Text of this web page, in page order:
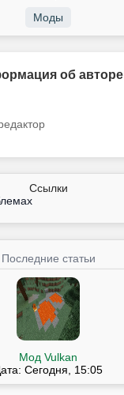
Моды
об авторе
Ссылки
Последние статьи
Мод Vulkan
Сегодня, 15:05